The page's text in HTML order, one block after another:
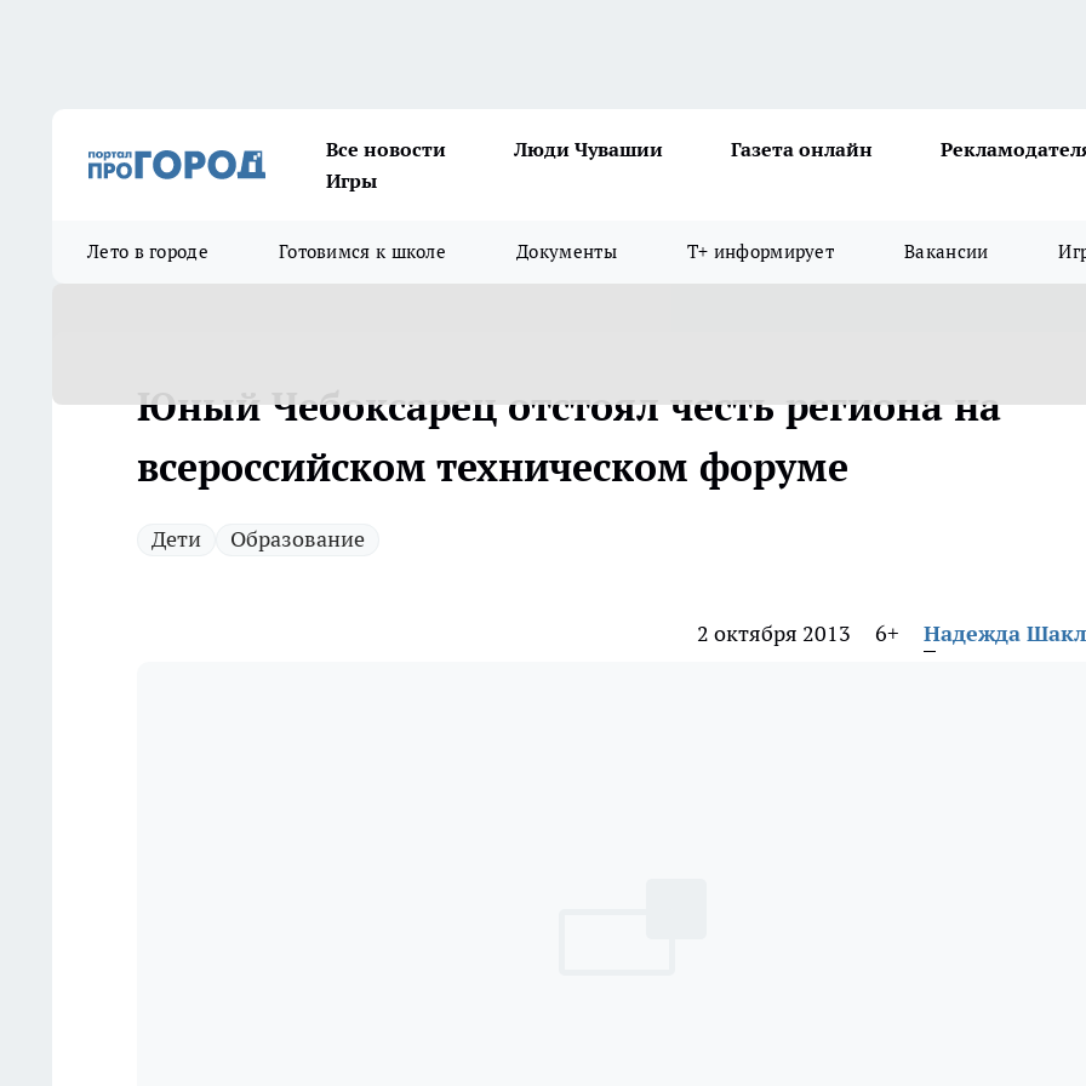
Все новости Люди Чувашии Газета онлайн
Игры
Лето в городе Готовимся к школе Документы Т+ информирует Вакансии
Юный Чебоксарец отстоял честь региона на
всероссийском техническом форуме
Дети Образование
2 октября 2013 6+ Надежда